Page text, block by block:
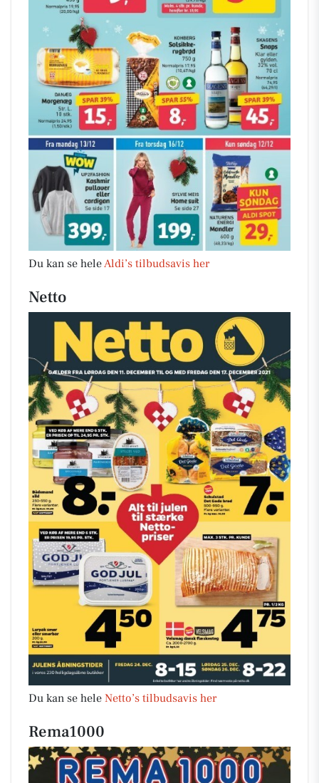
Du kan se heleAldi’s tilbudsavis her
Netto
Du kan se hele Netto’s tilbudsavis her
Rema1000